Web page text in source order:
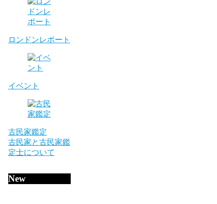
ロンドンレポート
イベント
古民家鑑定
古民家と古民家鑑
定士について
New